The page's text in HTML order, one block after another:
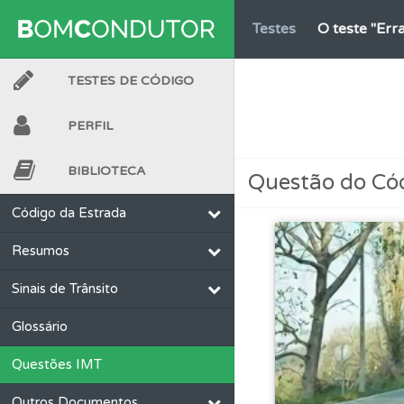
Testes O teste
Biblioteca
Testes O teste
Questões Consulte
TESTES DE CÓDIGO
PERFIL
BIBLIOTECA
Código da Estrada
Resumos
Sinais de Trânsito
Glossário
Questões IMT
Questão do